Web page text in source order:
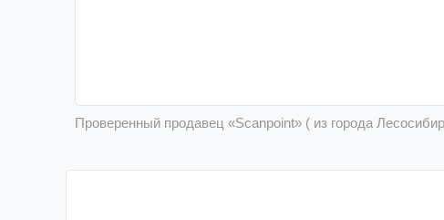
Проверенный продавец «Scanpoint» ( из города